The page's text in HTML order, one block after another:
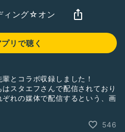
ィング☆オン
プリで聴く
とコラボ収録しました！
スタエフさんで配信されており
れの媒体で配信するという、画
配信のお申し込み、まだまだ承
546